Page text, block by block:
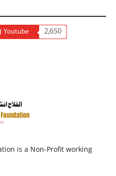
Youtube 2,650
is a Non-Profit working